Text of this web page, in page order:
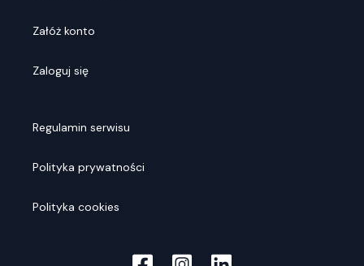
Załóż konto
Zaloguj się
Regulamin serwisu
Polityka prywatności
Polityka cookies